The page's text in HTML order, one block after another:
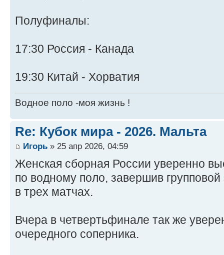
Полуфиналы:
17:30 Россия - Канада
19:30 Китай - Хорватия
Водное поло -моя жизнь !
Re: Кубок мира - 2026. Мальта
Игорь » 25 апр 2026, 04:59
Женская сборная России уверенно
по водному поло, завершив
в трех матчах.
Вчера в четвертьфинале так же
очередного соперника.